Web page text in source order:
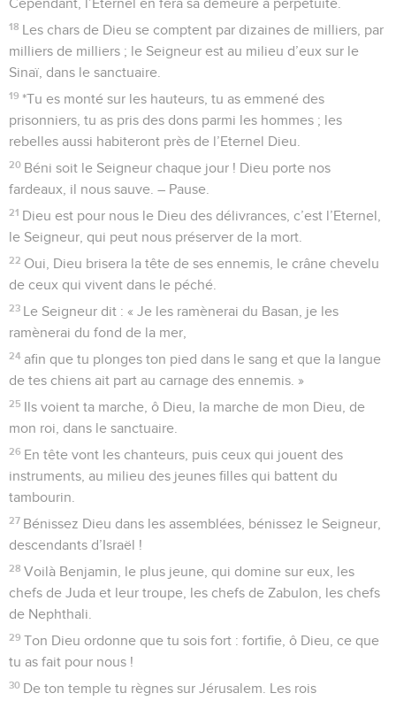
Cependant, l’Eternel en fera sa demeure à perpétuité.
18 Les chars de Dieu se comptent par dizaines de milliers, par
milliers de milliers ; le Seigneur est au milieu d’eux sur le
Sinaï, dans le sanctuaire.
19 *Tu es monté sur les hauteurs, tu as emmené des
prisonniers, tu as pris des dons parmi les hommes ; les
rebelles aussi habiteront près de l’Eternel Dieu.
20 Béni soit le Seigneur chaque jour ! Dieu porte nos
fardeaux, il nous sauve. – Pause.
21 Dieu est pour nous le Dieu des délivrances, c’est l’Eternel,
le Seigneur, qui peut nous préserver de la mort.
22 Oui, Dieu brisera la tête de ses ennemis, le crâne chevelu
de ceux qui vivent dans le péché.
23 Le Seigneur dit : « Je les ramènerai du Basan, je les
ramènerai du fond de la mer,
24 afin que tu plonges ton pied dans le sang et que la langue
de tes chiens ait part au carnage des ennemis. »
25 Ils voient ta marche, ô Dieu, la marche de mon Dieu, de
mon roi, dans le sanctuaire.
26 En tête vont les chanteurs, puis ceux qui jouent des
instruments, au milieu des jeunes filles qui battent du
tambourin.
27 Bénissez Dieu dans les assemblées, bénissez le Seigneur,
descendants d’Israël !
28 Voilà Benjamin, le plus jeune, qui domine sur eux, les
chefs de Juda et leur troupe, les chefs de Zabulon, les chefs
de Nephthali.
29 Ton Dieu ordonne que tu sois fort : fortifie, ô Dieu, ce que
tu as fait pour nous !
30 De ton temple tu règnes sur Jérusalem. Les rois